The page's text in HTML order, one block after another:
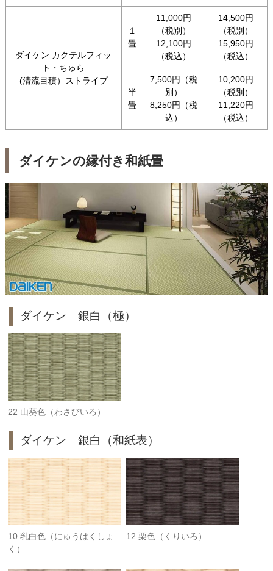
ダイケン カクテルフィッ
ト・ちゅら
(清流目積）ストライプ
１
畳
11,000円
（税別）
12,100円
（税込）
14,500円
（税別）
15,950円
（税込）
半
畳
7,500円（税
別）
8,250円（税
込）
10,200円
（税別）
11,220円
（税込）
ダイケンの縁付き和紙畳
ダイケン 銀白（極）
22 山葵色（わさびいろ）
ダイケン 銀白（和紙表）
10 乳白色（にゅうはくしょ
く）
12 栗色（くりいろ）